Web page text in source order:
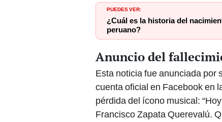
PUEDES VER:
¿Cuál es la historia del
peruano?
Anuncio del
Esta noticia fue anunciada por
cuenta oficial en Facebook en
pérdida del ícono musical:
Francisco Zapata Querevalú.